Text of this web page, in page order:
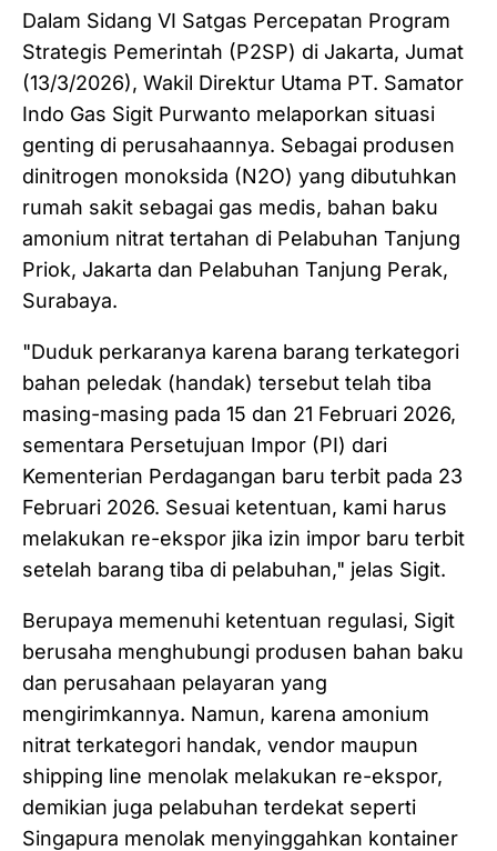
Dalam Sidang VI Satgas Percepatan Program
Strategis Pemerintah (P2SP) di Jakarta, Jumat
(13/3/2026), Wakil Direktur Utama PT. Samator
Indo Gas Sigit Purwanto melaporkan situasi
genting di perusahaannya. Sebagai produsen
dinitrogen monoksida (N2O) yang dibutuhkan
rumah sakit sebagai gas medis, bahan baku
amonium nitrat tertahan di Pelabuhan Tanjung
Priok, Jakarta dan Pelabuhan Tanjung Perak,
Surabaya.
"Duduk perkaranya karena barang terkategori
bahan peledak (handak) tersebut telah tiba
masing-masing pada 15 dan 21 Februari 2026,
sementara Persetujuan Impor (PI) dari
Kementerian Perdagangan baru terbit pada 23
Februari 2026. Sesuai ketentuan, kami harus
melakukan re-ekspor jika izin impor baru terbit
setelah barang tiba di pelabuhan," jelas Sigit.
Berupaya memenuhi ketentuan regulasi, Sigit
berusaha menghubungi produsen bahan baku
dan perusahaan pelayaran yang
mengirimkannya. Namun, karena amonium
nitrat terkategori handak, vendor maupun
shipping line menolak melakukan re-ekspor,
demikian juga pelabuhan terdekat seperti
Singapura menolak menyinggahkan kontainer